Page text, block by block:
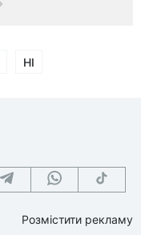
НІ
Розмістити рекламу